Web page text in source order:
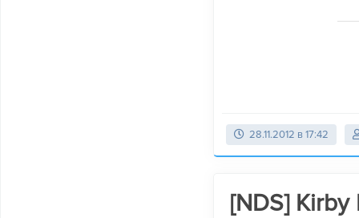
28.11.2012 в 17:42
[NDS] Kirby